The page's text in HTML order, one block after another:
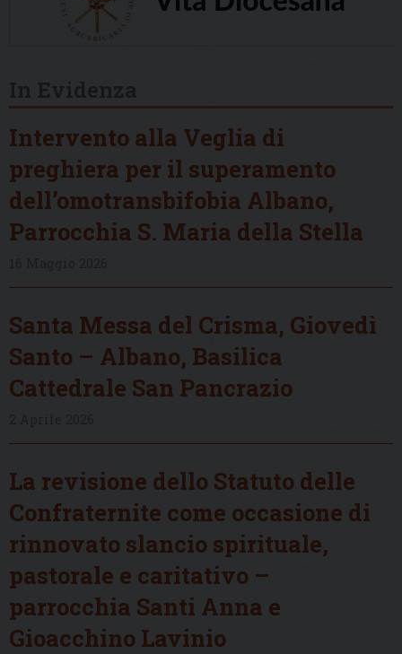
Intervento alla Veglia di
preghiera per il superamento
dell’omotransbifobia Albano,
Parrocchia S. Maria della Stella
Santa Messa del Crisma, Giovedì
Santo – Albano, Basilica
Cattedrale San Pancrazio
La revisione dello Statuto delle
Confraternite come occasione di
rinnovato slancio spirituale,
pastorale e caritativo –
parrocchia Santi Anna e
Gioacchino Lavinio